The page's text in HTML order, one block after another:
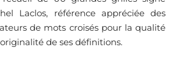
Laclos, référence appréciée des
de mots croisés pour la qualité
de ses définitions.